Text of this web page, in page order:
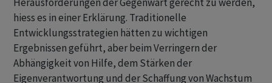
hiess es in einer Erklärung. Traditionelle
Entwicklungsstrategien hätten zu wichtigen
Ergebnissen geführt, aber beim Verringern der
Abhängigkeit von Hilfe, dem Stärken der
Eigenverantwortung und der Schaffung von Wachstum